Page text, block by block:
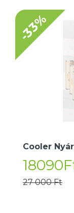
-33%
Cooler
27 000 Ft